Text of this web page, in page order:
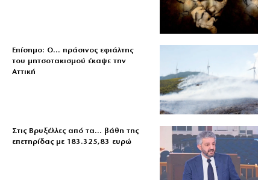
Επίσημο: Ο… πράσινος εφιάλτης
του μητσοτακισμού έκαψε την
Αττική
Στις Βρυξέλλες από τα… βάθη της
επετηρίδας με 183.325,83 ευρώ